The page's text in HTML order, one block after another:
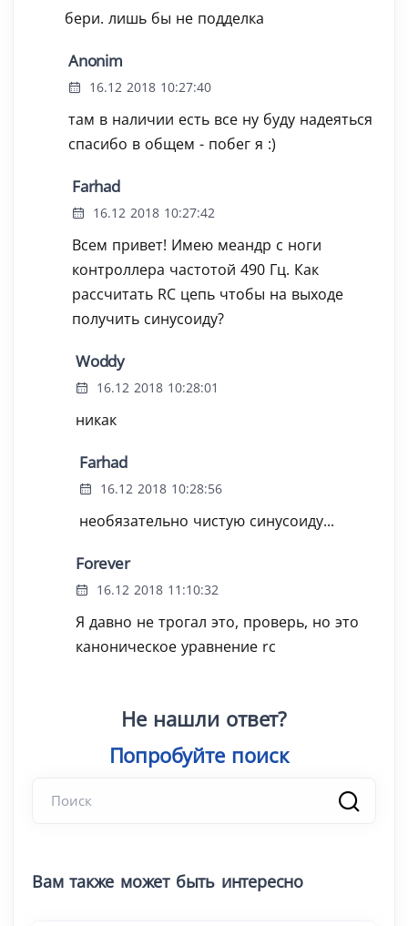
бери. лишь бы не подделка
Anonim
16.12 2018 10:27:40
там в наличии есть все ну буду надеяться
спасибо в общем - побег я :)
Farhad
16.12 2018 10:27:42
Всем привет! Имею меандр с ноги
контроллера частотой 490 Гц. Как
рассчитать RC цепь чтобы на выходе
получить синусоиду?
Woddy
16.12 2018 10:28:01
никак
Farhad
16.12 2018 10:28:56
необязательно чистую синусоиду...
Forever
16.12 2018 11:10:32
Я давно не трогал это, проверь, но это
каноническое уравнение rc
Не нашли ответ?
Попробуйте поиск|
Вам также может быть интересно